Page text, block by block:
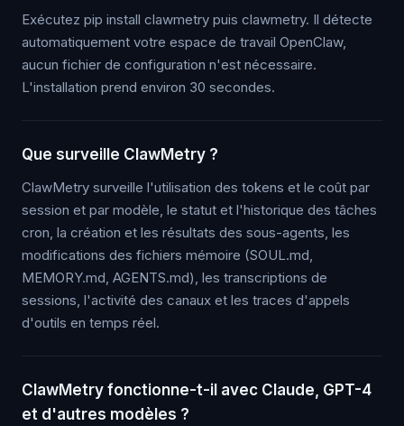
Exécutez pip install clawmetry puis clawmetry. Il détecte
automatiquement votre espace de travail OpenClaw,
aucun fichier de configuration n'est nécessaire.
L'installation prend environ 30 secondes.
Que surveille ClawMetry ?
ClawMetry surveille l'utilisation des tokens et le coût par
session et par modèle, le statut et l'historique des tâches
cron, la création et les résultats des sous-agents, les
modifications des fichiers mémoire (SOUL.md,
MEMORY.md, AGENTS.md), les transcriptions de
sessions, l'activité des canaux et les traces d'appels
d'outils en temps réel.
ClawMetry fonctionne-t-il avec Claude, GPT-4
et d'autres modèles ?